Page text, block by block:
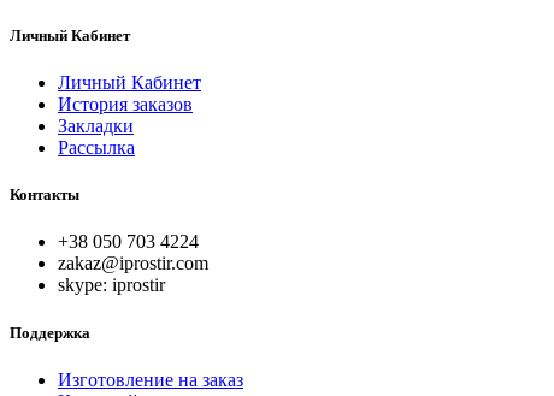
Личный Кабинет
Личный Кабинет
История заказов
Закладки
Рассылка
Контакты
+38 050 703 4224
zakaz@iprostir.com
skype: iprostir
Поддержка
Изготовление на заказ